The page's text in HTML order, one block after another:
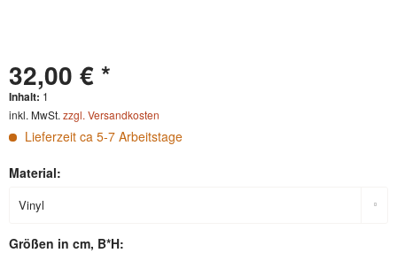
32,00 € *
Inhalt: 1
inkl. MwSt. zzgl. Versandkosten
Lieferzeit ca 5-7 Arbeitstage
Material:
Größen in cm, B*H: